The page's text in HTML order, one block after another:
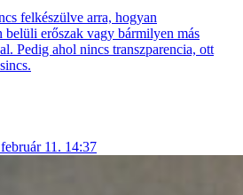
felkészülve arra, hogyan
erőszak vagy bármilyen más
Pedig ahol nincs transzparencia, ott
11. 14:37